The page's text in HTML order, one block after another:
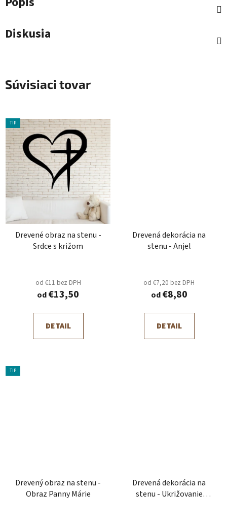
Diskusia
Súvisiaci tovar
TIP
Drevené obraz na stenu -
Srdce s križom
od €11 bez DPH
od€13,50
DETAIL
Drevená dekorácia na
stenu - Anjel
od €7,20 bez DPH
od€8,80
DETAIL
TIP
Drevený obraz na stenu -
Obraz Panny Márie
Drevená dekorácia na
stenu - Ukrižovanie